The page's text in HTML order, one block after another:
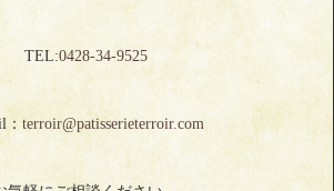
TEL:0428‐34‐9525
terroir@patisserieterroir.com